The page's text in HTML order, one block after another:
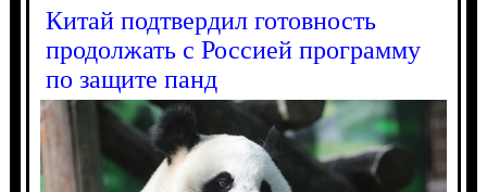
Китай подтвердил готовность
продолжать с Россией программу
по защите панд